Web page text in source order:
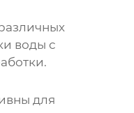
воды с
для